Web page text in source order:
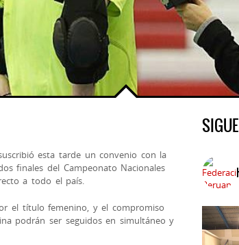
esta tarde un convenio con la
finales del Campeonato Nacionales
a todo el país.
el título femenino, y el compromiso
podránser seguidos en simultáneo y